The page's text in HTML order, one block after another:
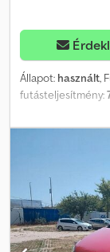
Állapot: használt,
futásteljesítmény:
3 500 kg,
Renault Maxity
munkamagasság:
Üzemórák: 576
Emelési
kW